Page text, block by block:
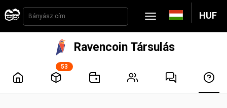
HUF
Ravencoin Társulás
53